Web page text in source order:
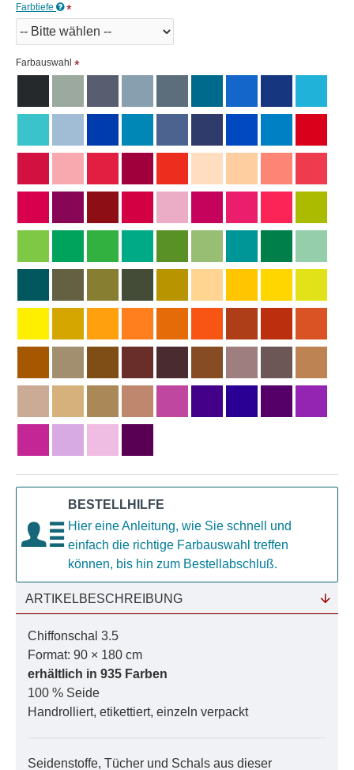
Farbtiefe
Farbauswahl
BESTELLHILFE
Hier eine Anleitung, wie Sie schnell und
einfach die richtige Farbauswahl treffen
können, bis hin zum Bestellabschluß.
ARTIKELBESCHREIBUNG
Chiffonschal 3.5
Format: 90 × 180 cm
erhältlich in 935 Farben
100 % Seide
Handrolliert, etikettiert, einzeln verpackt
Seidenstoffe, Tücher und Schals aus dieser